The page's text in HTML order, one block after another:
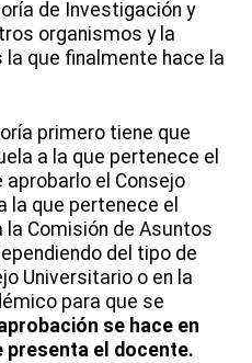
de Investigación y
organismos y la
que finalmente hace la
primero tiene que
a la que pertenece el
el Consejo
la que pertenece el
Comisión de Asuntos
del tipo de
Universitario o en la
para que se
se hace en
presenta el docente.